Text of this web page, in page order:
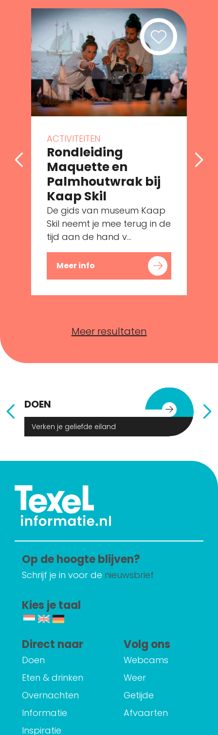
ACTIVITEITEN
Rondleiding
Maquette en
Palmhoutwrak bij
Kaap Skil
De gids van museum Kaap
Skil neemt je mee terug in de
tijd aan de hand v...
Meer info
Meer resultaten
DOEN
Verken je geliefde eiland
Op de hoogte blijven?
Schrijf je in voor de nieuwsbrief
Kies je taal
Direct naar
Doen
Eten & drinken
Overnachten
Informatie
Inspiratie
Volg ons
Webcams
Weer
Getijde
Afvaarten